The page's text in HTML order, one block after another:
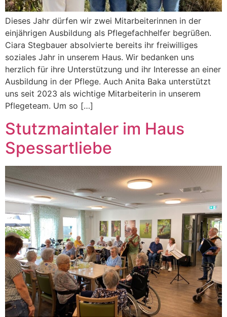
Dieses Jahr dürfen wir zwei Mitarbeiterinnen in der
einjährigen Ausbildung als Pflegefachhelfer begrüßen.
Ciara Stegbauer absolvierte bereits ihr freiwilliges
soziales Jahr in unserem Haus. Wir bedanken uns
herzlich für ihre Unterstützung und ihr Interesse an einer
Ausbildung in der Pflege. Auch Anita Baka unterstützt
uns seit 2023 als wichtige Mitarbeiterin in unserem
Pflegeteam. Um so […]
Stutzmaintaler im Haus
Spessartliebe